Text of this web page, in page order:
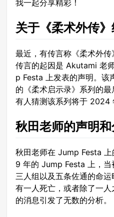
我一起分享精彩！
关于《柔术外传
最近，有传言称《柔术外
传言的起因是 Akutami 老
p Festa 上发表的声明。该
的《柔术启示录》系列的
有人猜测该系列将于 2024
秋田老师的声明
秋田老师在 Jump Festa
9 年的 Jump Festa 上，当
三人组以及五条佐通的命
有一人死亡，或者除了一
的消息引发了无数的分析。